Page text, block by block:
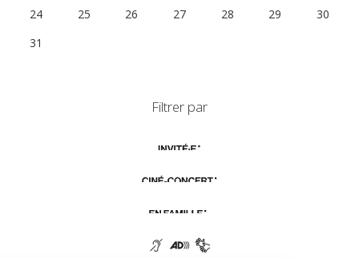
24
25 26 27 28 29
30
31
Filtrer par